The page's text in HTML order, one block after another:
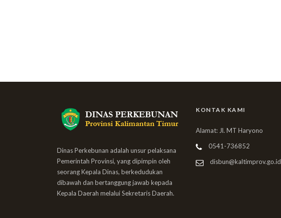
Dinas Perkebunan adalah unsur pelaksana
Pemerintah Provinsi, yang dipimpin oleh
seorang Kepala Dinas, berkedudukan
dibawah dan bertanggung jawab kepada
Kepala Daerah melalui Sekretaris Daerah.
KONTAK KAMI
Alamat: Jl. MT Haryono
0541-736852
disbun@kaltimprov.go.id